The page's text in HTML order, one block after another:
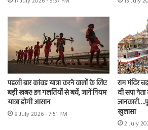
पहली बार कांवड़ यात्रा करने वालों के लिए
बड़ी खबर! इन गलतियों से बचें, जानें नियम
यात्रा होगी आसान
8 July 2026 - 7:51 PM
राम मंदिर
दी सपा
खुलासा
2 July